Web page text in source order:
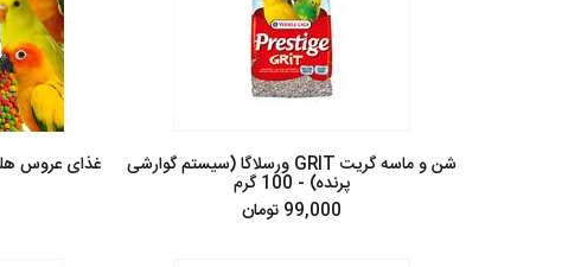
شن و ماسه گریت GRIT ورسلاگا (سیستم گوارشی
پرنده) - 100 گرم
99,000 تومان